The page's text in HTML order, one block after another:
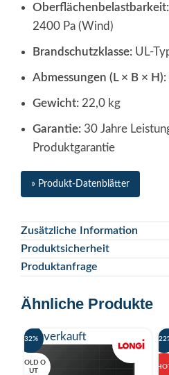
Oberflächenbelastbarkeit:
2400 Pa (Wind)
Brandschutzklasse: UL-
Abmessungen (L × B × H):
Gewicht: 22,0 kg
Garantie: 30 Jahre
Produktgarantie
» Produkt-Datenblätter
Zusätzliche Information
Produktsicherheit
Produktanfrage
Ähnliche Produkte
Ausverkauft
-32%
SOLD O
UT
-